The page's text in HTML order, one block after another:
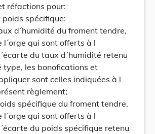
réfactions pour:
spécifique:
d´humidité du froment tendre,
l´orge qui sont offerts à l
du taux d´humidité retenu
type, les bonofications et
sont celles indiquées à l
règlement;
spécifique du froment tendre,
l´orge qui sont offerts à l
du poids spécifique retenu